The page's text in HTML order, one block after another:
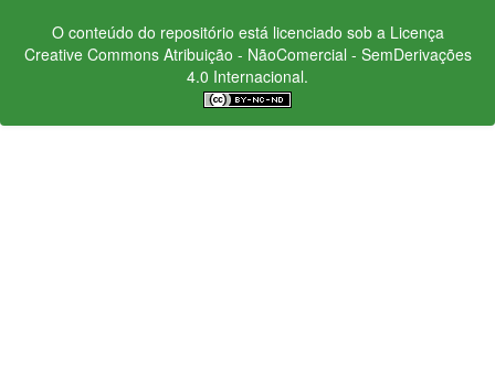
O conteúdo do repositório está licenciado sob a Licença
Creative CommonsAtribuição - NãoComercial - SemDerivações
4.0 Internacional.